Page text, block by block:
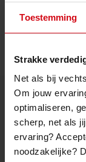
Toestemming
Strakke
Net als bij
Om jouw
optimaliseren,
scherp, net als
ervaring?
noodzakelijke?